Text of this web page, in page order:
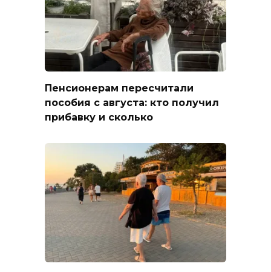
Пенсионерам пересчитали
пособия с августа: кто получил
прибавку и сколько